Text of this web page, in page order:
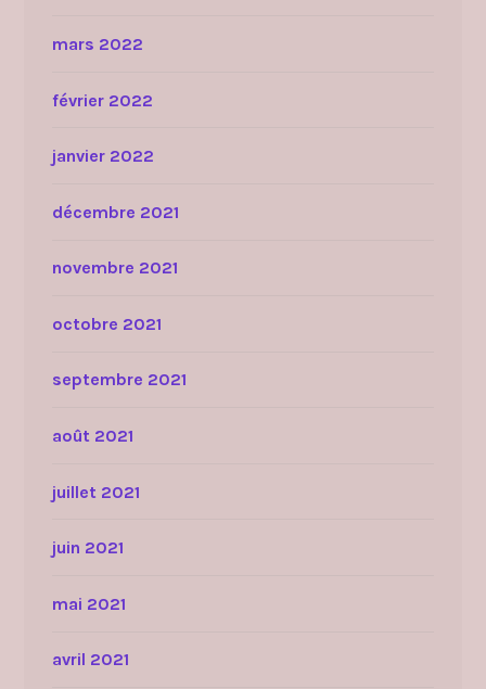
mars 2022
février 2022
janvier 2022
décembre 2021
novembre 2021
octobre 2021
septembre 2021
août 2021
juillet 2021
juin 2021
mai 2021
avril 2021